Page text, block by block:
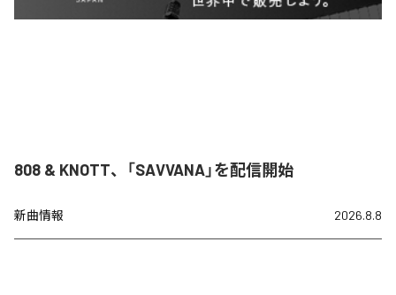
808 & KNOTT、「SAVVANA」を配信開始
新曲情報 2026.8.8